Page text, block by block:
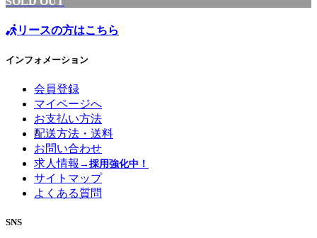
リースの方はこちら
インフォメーション
会員登録
マイページへ
お支払い方法
配送方法・送料
お問い合わせ
求人情報 →採用強化中！
サイトマップ
よくある質問
SNS